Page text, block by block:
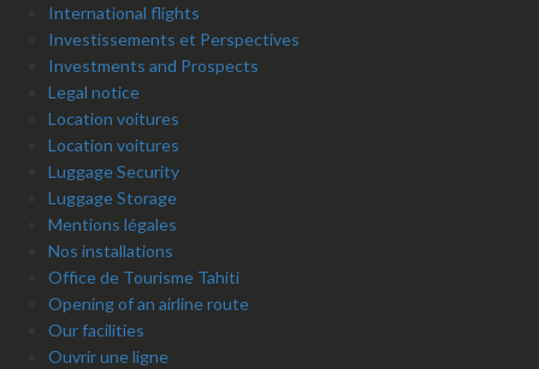
International flights
Investissements et Perspectives
Investments and Prospects
Legal notice
Location voitures
Location voitures
Luggage Security
Luggage Storage
Mentions légales
Nos installations
Office de Tourisme Tahiti
Opening of an airline route
Our facilities
Ouvrir une ligne